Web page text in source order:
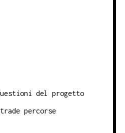
del progetto
percorse